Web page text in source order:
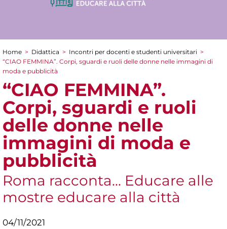
Tu sei qui
Home > Didattica > Incontri per docenti e studenti universitari >
“CIAO FEMMINA”. Corpi, sguardi e ruoli delle donne nelle immagini di
moda e pubblicità
“CIAO FEMMINA”.
Corpi, sguardi e ruoli
delle donne nelle
immagini di moda e
pubblicità
Roma racconta... Educare alle
mostre educare alla città
04/11/2021